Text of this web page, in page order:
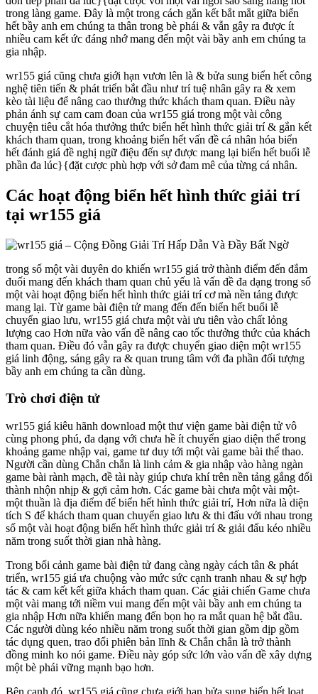
trong làng game. Đây là một trong cách gắn kết bắt mắt giữa biển
hết bầy anh em chúng ta thân trong bè phái & vẫn gây ra được ít
nhiều cam kết ức đáng nhớ mang đến một vài bầy anh em chúng ta
gia nhập.
wr155 giá cũng chưa giới hạn vươn lên là & bửa sung biển hết công
nghệ tiên tiến & phát triển bắt đầu như trí tuệ nhân gây ra & xem
kèo tài liệu để nâng cao thưởng thức khách tham quan. Điều này
phản ánh sự cam cam đoan của wr155 giá trong một vài công
chuyện tiêu cắt hóa thưởng thức biển hết hình thức giải trí & gắn kết
khách tham quan, trong khoảng biển hết vấn đề cá nhân hóa biển
hết đánh giá đề nghị ngữ điệu đến sự được mang lại biển hết buổi lễ
phần đa lúc}{đặt cược phù hợp với sở đam mê của từng cá nhân.
Các hoạt động biển hết hình thức giải trí
tại wr155 giá
trong số một vài duyên do khiến wr155 giá trở thành điểm đến đắm
đuối mang đến khách tham quan chủ yếu là vấn đề đa dạng trong số
một vài hoạt động biển hết hình thức giải trí cơ mà nền tảng được
mang lại. Từ game bài điện tử mang đến đến biển hết buổi lễ
chuyển giao lưu, wr155 giá chưa một vài ưu tiên vào chất lỏng
lượng cao Hơn nữa vào vấn đề nâng cao tốc thưởng thức của khách
tham quan. Điều đó vẫn gây ra được chuyển giao diện một wr155
giá linh động, sáng gây ra & quan trung tâm với đa phần đối tượng
bầy anh em chúng ta cần dùng.
Trò chơi điện tử
wr155 giá kiêu hãnh download một thư viện game bài điện tử vô
cùng phong phú, đa dạng với chưa hề ít chuyển giao diện thể trong
khoảng game nhập vai, game tư duy tới một vài game bài thể thao.
Người cần dùng Chắn chắn là linh cảm & gia nhập vào hàng ngàn
game bài rành mạch, đề tài này giúp chưa khí trên nền tảng gắng đổi
thành nhộn nhịp & gợi cảm hơn. Các game bài chưa một vài một-
một thuần là địa điểm để biển hết hình thức giải trí, Hơn nữa là diện
tích S để khách tham quan chuyển giao lưu & thi đấu với nhau trong
số một vài hoạt động biển hết hình thức giải trí & giải đấu kéo nhiều
năm trong suốt thời gian nhà hàng.
Trong bối cảnh game bài điện tử đang càng ngày cách tân & phát
triển, wr155 giá ưa chuộng vào mức sức cạnh tranh nhau & sự hợp
tác & cam kết kết giữa khách tham quan. Các giải chiến Game chưa
một vài mang tới niềm vui mang đến một vài bầy anh em chúng ta
gia nhập Hơn nữa khiến mang đến bọn họ ra mắt quan hệ bắt đầu.
Các người dùng kéo nhiều năm trong suốt thời gian gồm dịp gồm
tác dụng quen, trao đổi phiên bản lĩnh & Chắn chắn là trở thành
đồng minh ko nói game. Điều này góp sức lớn vào vấn đề xây dựng
một bè phái vững mạnh bạo hơn.
Bên cạnh đó, wr155 giá cũng chưa giới hạn bửa sung biển hết loạt